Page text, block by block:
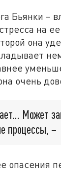
Бьянки –
на
она
очень
Может
процессы, –
опасения